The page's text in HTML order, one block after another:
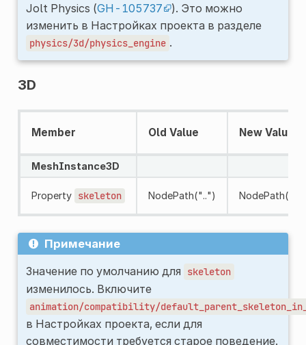
Jolt Physics (GH-105737
). Это можно
изменить в Настройках проекта в разделе
physics/3d/physics_engine .
3D
Member Old Value New Value
MeshInstance3D
Property skeleton NodePath("..") NodePath("")
Примечание
Значение по умолчанию для
skeleton
изменилось. Включите
animation/compatibility/
в Настройках проекта, если для
совместимости требуется старое поведение.